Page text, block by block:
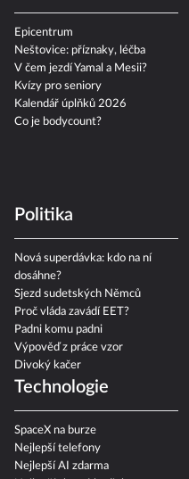
Epicentrum
Neštovice: příznaky, léčba
V čem jezdí Yamal a Mesii?
Kvízy pro seniory
Kalendář úplňků 2026
Co je bodycount?
Politika
Nová superdávka: kdo na ní
dosáhne?
Sjezd sudetských Němců
Proč vláda zavádí EET?
Padni komu padni
Výpověď z práce vzor
Divoký kačer
Technologie
SpaceX na burze
Nejlepší telefony
Nejlepší AI zdarma